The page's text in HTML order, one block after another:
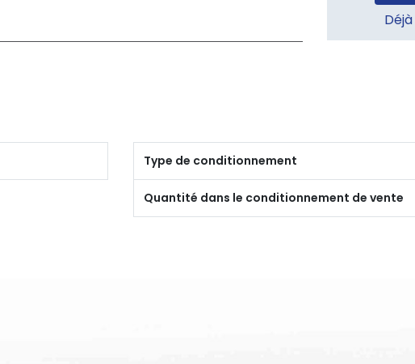
Type de conditionnement
Quantité dans le conditionnement de vente